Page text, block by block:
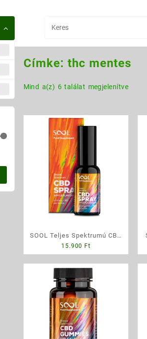
Címke: thc mentes
Mind a(z) 6 találat megjelenítveSorted
SOOL Teljes Spektrumú CBD
Spray Apple (Alma
15.900 Ft